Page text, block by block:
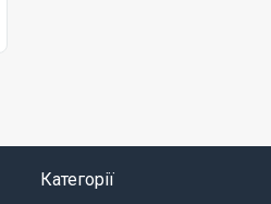
Категорії